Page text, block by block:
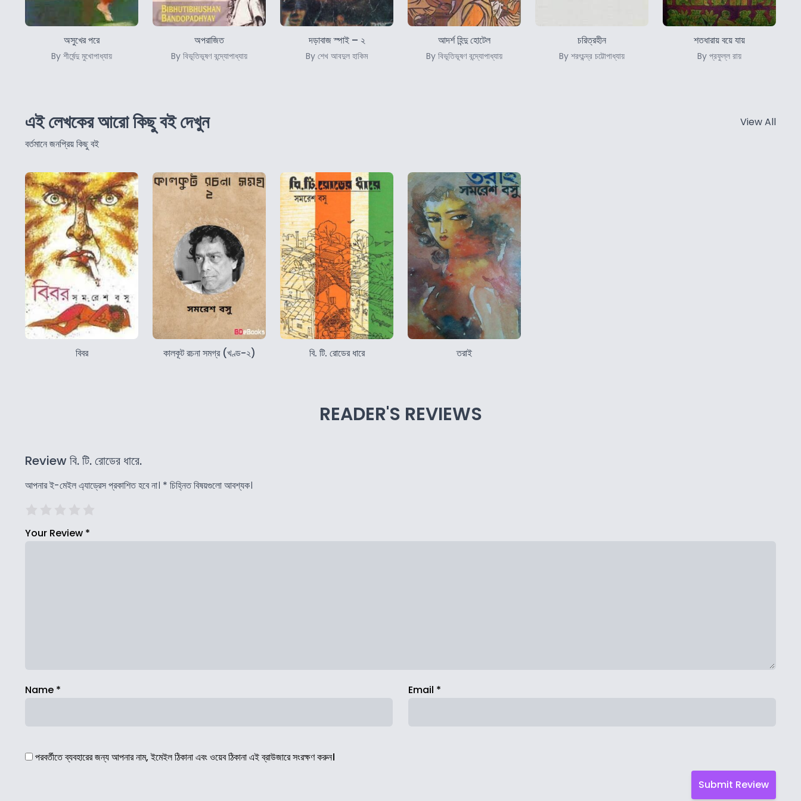
অসুখের পরে
By শীর্ষেন্দু মুখোপাধ্যায়
অপরাজিত
By বিভূতিভূষণ বন্দ্যোপাধ্যায়
দড়াবাজ স্পাই – ২
By শেখ আবদুল হাকিম
আদর্শ হিন্দু হোটেল
By বিভূতিভূষণ বন্দ্যোপাধ্যায়
চরিত্রহীন
By শরৎচন্দ্র চট্টোপাধ্যায়
শতধারায় বয়ে যায়
By প্রফুল্ল রায়
এই লেখকের আরো কিছু বই দেখুন
বর্তমানে জনপ্রিয় কিছু বই
View All
বিবর কালকূট রচনা সমগ্র (খণ্ড-২) বি. টি. রোডের ধারে তরাই
READER'S REVIEWS
Review বি. টি. রোডের ধারে.
আপনার ই-মেইল এ্যাড্রেস প্রকাশিত হবে না। * চিহ্নিত বিষয়গুলো আবশ্যক।
Your Review *
Name * Email *
পরবর্তীতে ব্যবহারের জন্য আপনার নাম, ইমেইল ঠিকানা এবং ওয়েব ঠিকানা এই ব্রাউজারে সংরক্ষণ করুন।